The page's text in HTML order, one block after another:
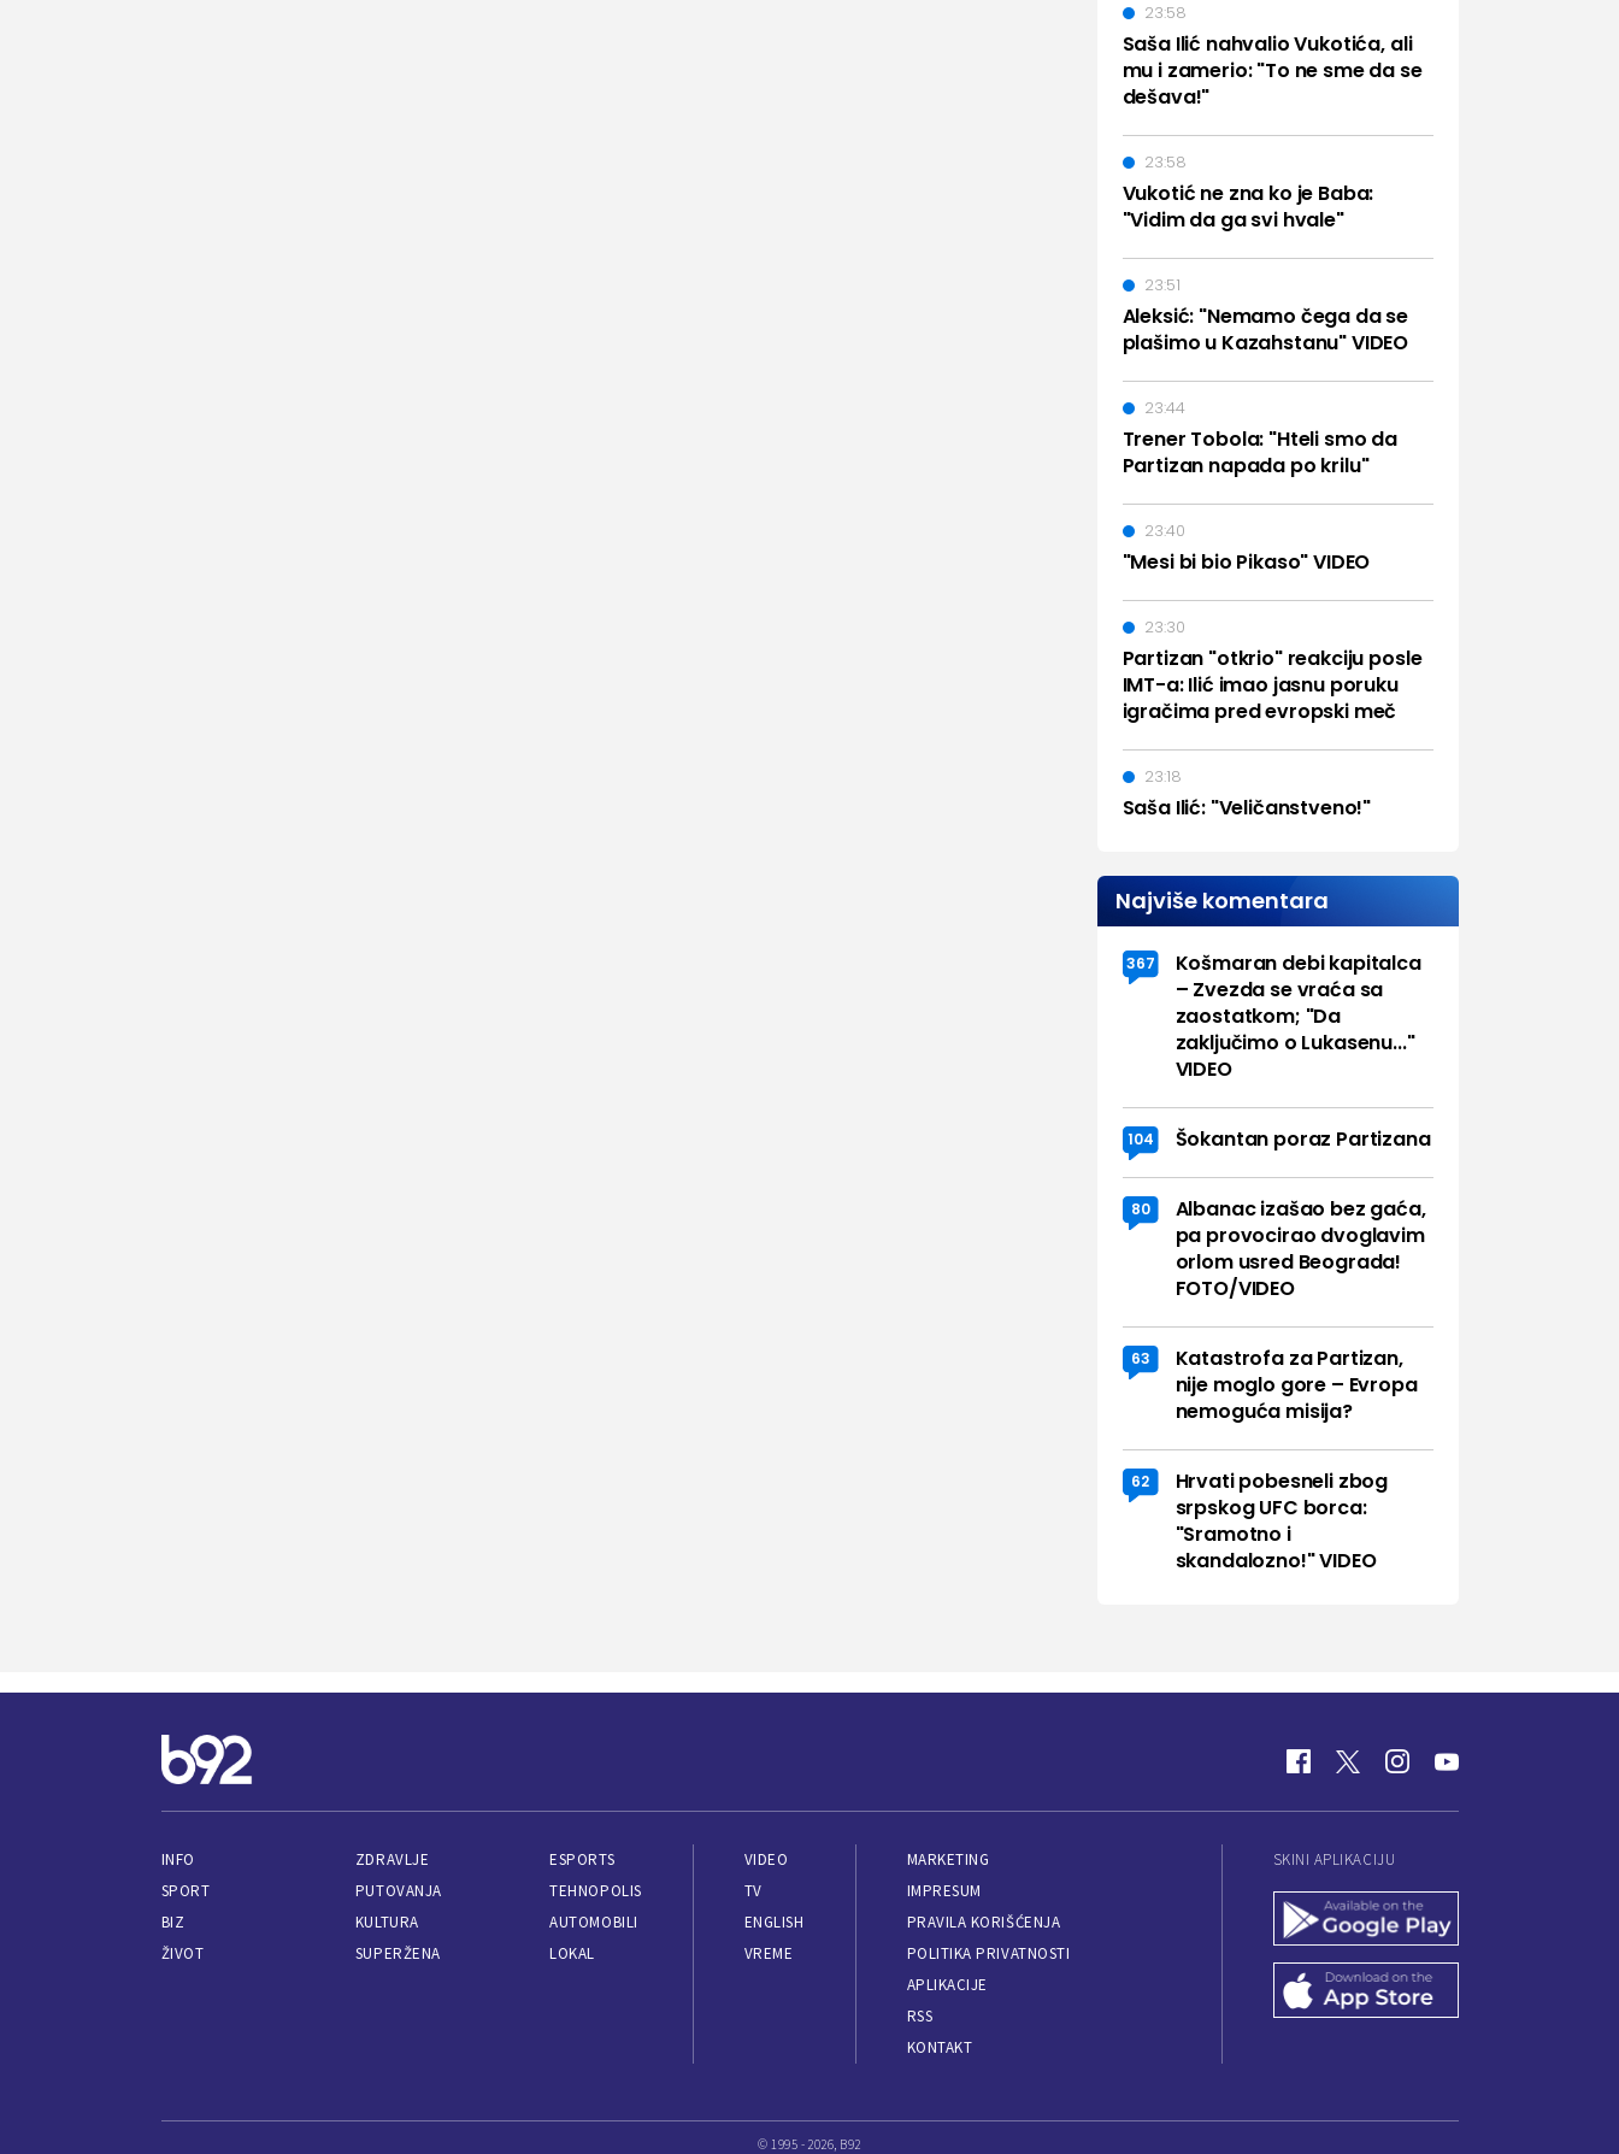
Saša Ilić nahvalio Vukotića, ali
mu i zamerio: "To ne sme da se
dešava!"
23:58
Vukotić ne zna ko je Baba:
"Vidim da ga svi hvale"
23:58
Aleksić: "Nemamo čega da se
plašimo u Kazahstanu" VIDEO
23:51
Trener Tobola: "Hteli smo da
Partizan napada po krilu"
23:44
"Mesi bi bio Pikaso" VIDEO
23:40
Partizan "otkrio" reakciju posle
IMT-a: Ilić imao jasnu poruku
igračima pred evropski meč
23:30
Saša Ilić: "Veličanstveno!"
23:18
Najviše komentara
367
Košmaran debi kapitalca
– Zvezda se vraća sa
zaostatkom; "Da
zaključimo o Lukasenu..."
VIDEO
104 Šokantan poraz Partizana
80
Albanac izašao bez gaća,
pa provocirao dvoglavim
orlom usred Beograda!
FOTO/VIDEO
63
Katastrofa za Partizan,
nije moglo gore – Evropa
nemoguća misija?
62
Hrvati pobesneli zbog
srpskog UFC borca:
"Sramotno i
skandalozno!" VIDEO
INFO
SPORT
BIZ
ŽIVOT
ZDRAVLJE
PUTOVANJA
KULTURA
SUPERŽENA
ESPORTS
TEHNOPOLIS
AUTOMOBILI
LOKAL
VIDEO
TV
ENGLISH
VREME
MARKETING
IMPRESUM
PRAVILA KORIŠĆENJA
POLITIKA PRIVATNOSTI
APLIKACIJE
RSS
KONTAKT
SKINI APLIKACIJU
© 1995 - 2026, B92